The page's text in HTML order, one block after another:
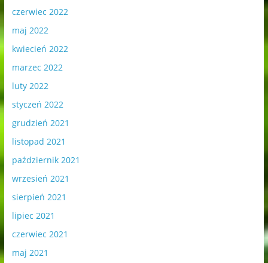
czerwiec 2022
maj 2022
kwiecień 2022
marzec 2022
luty 2022
styczeń 2022
grudzień 2021
listopad 2021
październik 2021
wrzesień 2021
sierpień 2021
lipiec 2021
czerwiec 2021
maj 2021